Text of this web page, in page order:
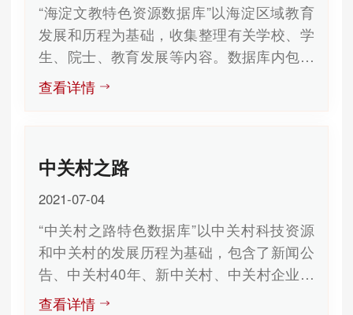
“海淀文教特色资源数据库”以海淀区域教育
发展和历程为基础，收集整理有关学校、学
生、院士、教育发展等内容。数据库内包含
新闻公告、海淀文教、青青子衿、...
查看详情
中关村之路
2021-07-04
“中关村之路特色数据库”以中关村科技资源
和中关村的发展历程为基础，包含了新闻公
告、中关村40年、新中关村、中关村企业、
创新人物、科普基地、科技影像、...
查看详情